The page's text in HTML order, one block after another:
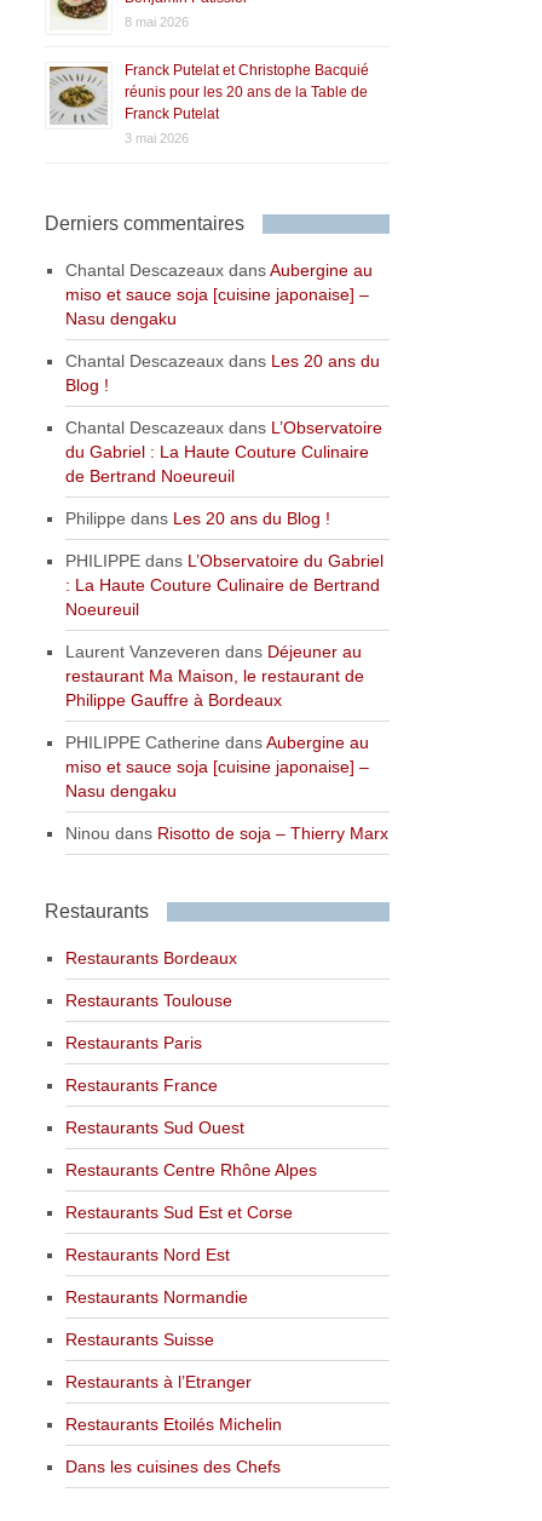
8 mai 2026
Franck Putelat et Christophe Bacquié
réunis pour les 20 ans de la Table de
Franck Putelat
3 mai 2026
Derniers commentaires
Chantal Descazeaux dansAubergine au
miso et sauce soja [cuisine japonaise] –
Nasu dengaku
Chantal Descazeaux dans Les 20 ans du
Blog !
Chantal Descazeaux dans L’Observatoire
du Gabriel : La Haute Couture Culinaire
de Bertrand Noeureuil
Philippe dans Les 20 ans du Blog !
PHILIPPE dans L’Observatoire du Gabriel
: La Haute Couture Culinaire de Bertrand
Noeureuil
Laurent Vanzeveren dans Déjeuner au
restaurant Ma Maison, le restaurant de
Philippe Gauffre à Bordeaux
PHILIPPE Catherine dansAubergine au
miso et sauce soja [cuisine japonaise] –
Nasu dengaku
Ninou dans Risotto de soja – Thierry Marx
Restaurants
Restaurants Bordeaux
Restaurants Toulouse
Restaurants Paris
Restaurants France
Restaurants Sud Ouest
Restaurants Centre Rhône Alpes
Restaurants Sud Est et Corse
Restaurants Nord Est
Restaurants Normandie
Restaurants Suisse
Restaurants à l’Etranger
Restaurants Etoilés Michelin
Dans les cuisines des Chefs